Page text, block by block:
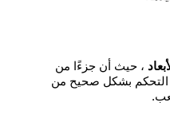
، حيث أن جزءًا من
بشكل صحيح من